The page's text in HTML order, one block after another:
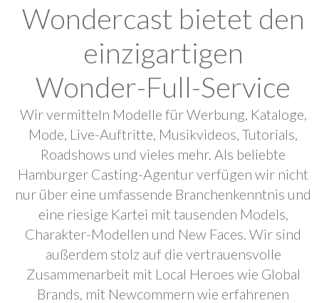
Wondercast bietet den
einzigartigen
Wonder-Full-Service
Wir vermitteln Modelle für Werbung, Kataloge,
Mode, Live-Auftritte, Musikvideos, Tutorials,
Roadshows und vieles mehr. Als beliebte
Hamburger Casting-Agentur verfügen wir nicht
nur über eine umfassende Branchenkenntnis und
eine riesige Kartei mit tausenden Models,
Charakter-Modellen und New Faces. Wir sind
außerdem stolz auf die vertrauensvolle
Zusammenarbeit mit Local Heroes wie Global
Brands, mit Newcommern wie erfahrenen